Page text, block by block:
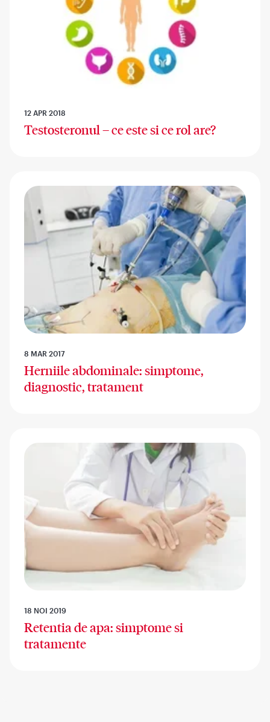
12 APR 2018
Testosteronul – ce este si ce rol are?
8 MAR 2017
Herniile abdominale: simptome,
diagnostic, tratament
18 NOI 2019
Retentia de apa: simptome si
tratamente